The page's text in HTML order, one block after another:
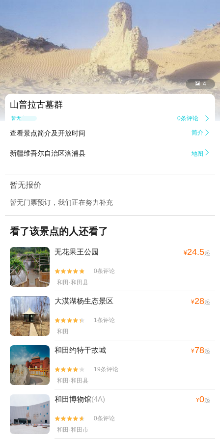
 4
山普拉古墓群
暂无点评 0条评论 
查看景点简介及开放时间 简介 
新疆维吾尔自治区洛浦县 地图 
暂无报价
暂无门票预订，我们正在努力补充
看了该景点的人还看了
无花果王公园 ¥24.5起


0条评论
和田·和田县
大漠湖杨生态景区 ¥28起


1条评论
和田
和田约特干故城 ¥78起


19条评论
和田·和田县
和田博物馆(4A) ¥0起


0条评论
和田·和田市